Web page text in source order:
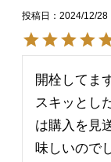
投稿日 2024/12/28
開栓してま
スキッとし
は購入を見
味しいので